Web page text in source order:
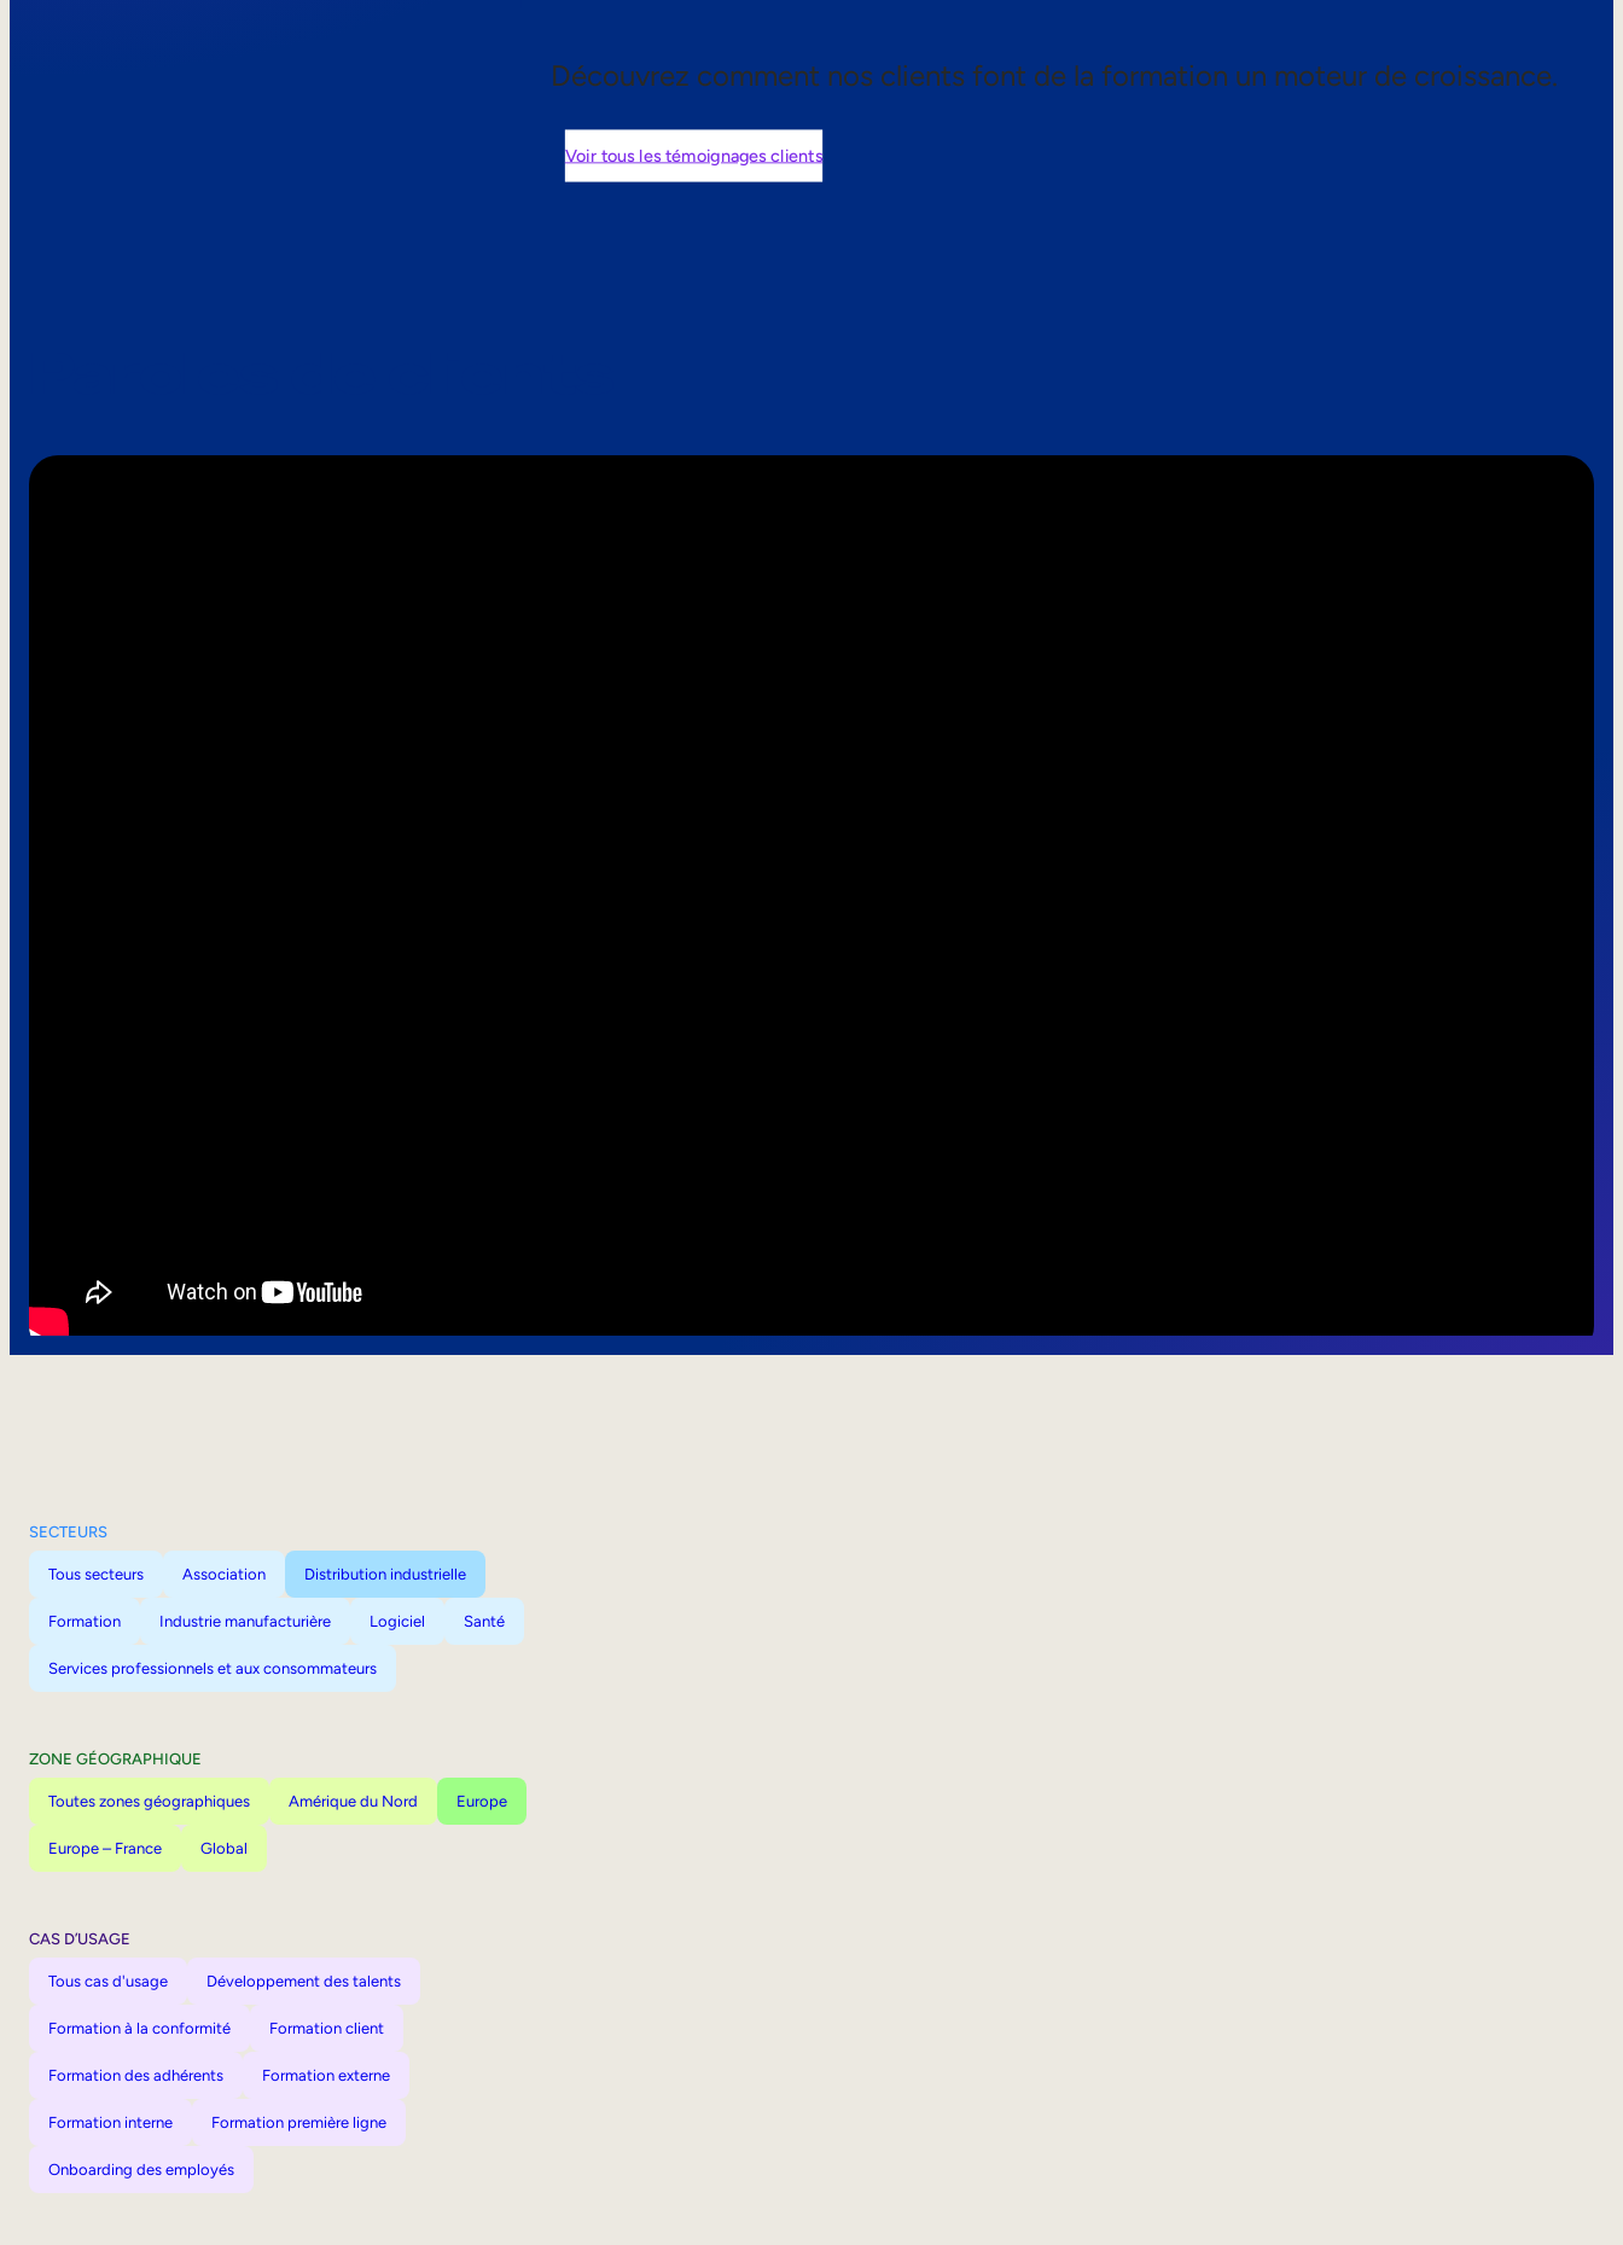
Découvrez comment nos clients font de la formation un moteur de croissance.
Voir tous les témoignages clients
SECTEURS
Tous secteurs Association Distribution industrielle
Formation Industrie manufacturière Logiciel Santé
Services professionnels et aux consommateurs
ZONE GÉOGRAPHIQUE
Toutes zones géographiques Amérique du Nord Europe
Europe – France Global
CAS D’USAGE
Tous cas d'usage Développement des talents
Formation à la conformité Formation client
Formation des adhérents Formation externe
Formation interne Formation première ligne
Onboarding des employés